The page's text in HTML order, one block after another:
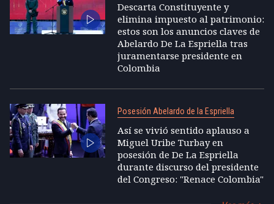
Descarta Constituyente y
elimina impuesto al patrimonio:
estos son los anuncios claves de
Abelardo De La Espriella tras
juramentarse presidente en
Colombia
Posesión Abelardo de la Espriella
Así se vivió sentido aplauso a
Miguel Uribe Turbay en
posesión de De La Espriella
durante discurso del presidente
del Congreso: "Renace Colombia"